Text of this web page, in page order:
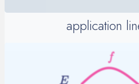
application